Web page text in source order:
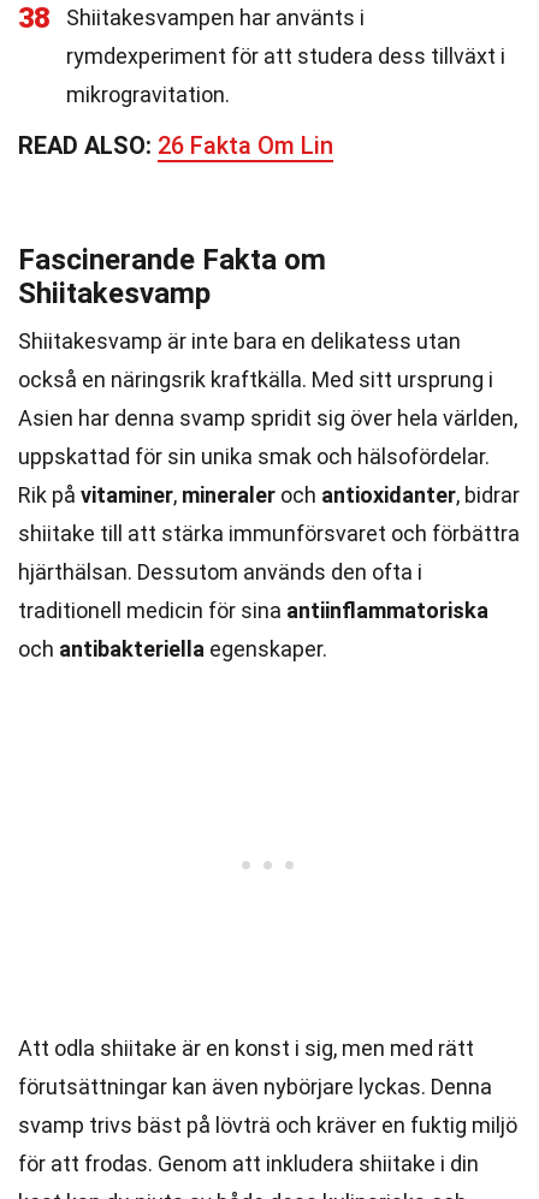
38
Shiitakesvampen har använts i
rymdexperiment för att studera dess tillväxt i
mikrogravitation.
READ ALSO: 26 Fakta Om Lin
Fascinerande Fakta om
Shiitakesvamp
Shiitakesvamp är inte bara en delikatess utan
också en näringsrik kraftkälla. Med sitt ursprung i
Asien har denna svamp spridit sig över hela världen,
uppskattad för sin unika smak och hälsofördelar.
Rik på vitaminer, mineraler och antioxidanter, bidrar
shiitake till att stärka immunförsvaret och förbättra
hjärthälsan. Dessutom används den ofta i
traditionell medicin för sina antiinflammatoriska
och antibakteriella egenskaper.
Att odla shiitake är en konst i sig, men med rätt
förutsättningar kan även nybörjare lyckas. Denna
svamp trivs bäst på lövträ och kräver en fuktig miljö
för att frodas. Genom att inkludera shiitake i din